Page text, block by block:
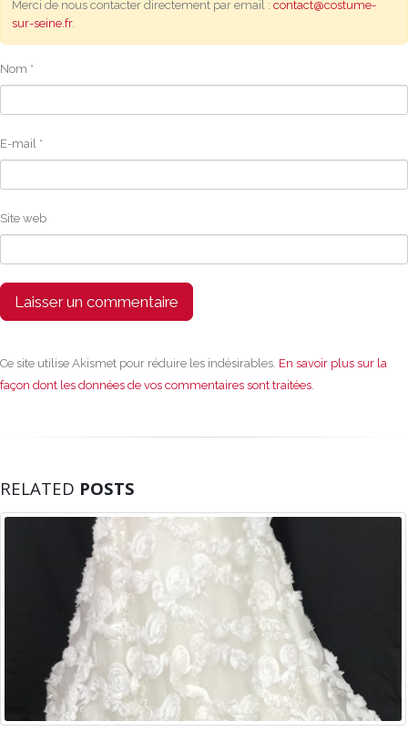
Merci de nous contacter directement par email : contact@costume-
sur-seine.fr.
Nom *
E-mail *
Site web
Ce site utilise Akismet pour réduire les indésirables. En savoir plus sur la
façon dont les données de vos commentaires sont traitées.
RELATED POSTS